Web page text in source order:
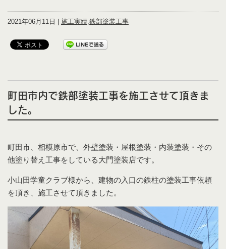
2021年06月11日 | 施工実績 鉄部塗装工事
町田市内で鉄部塗装工事を施工させて頂きま
した。
町田市、相模原市で、外壁塗装・屋根塗装・内装塗装・その
他塗り替え工事をしている大門塗装店です。
小山田学童クラブ様から、建物の入口の鉄柱の塗装工事依頼
を頂き、施工させて頂きました。